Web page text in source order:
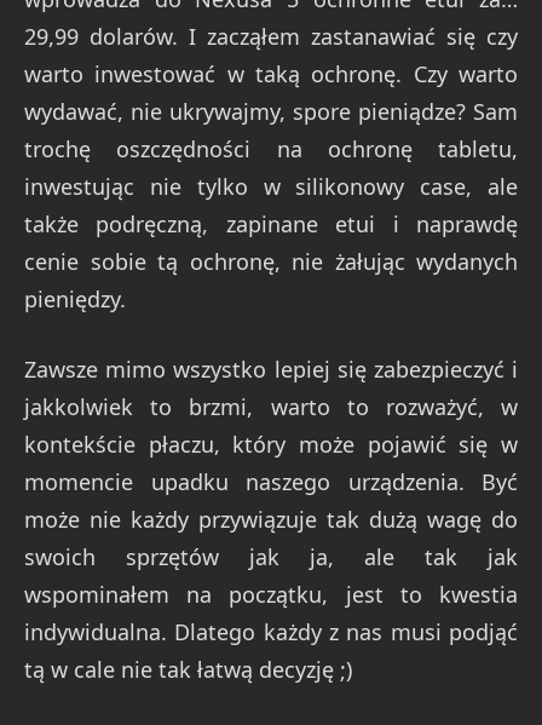
29,99 dolarów. I zacząłem zastanawiać się czy
warto inwestować w taką ochronę. Czy warto
wydawać, nie ukrywajmy, spore pieniądze? Sam
trochę oszczędności na ochronę tabletu,
inwestując nie tylko w silikonowy case, ale
także podręczną, zapinane etui i naprawdę
cenie sobie tą ochronę, nie żałując wydanych
pieniędzy.
Zawsze mimo wszystko lepiej się zabezpieczyć i
jakkolwiek to brzmi, warto to rozważyć, w
kontekście płaczu, który może pojawić się w
momencie upadku naszego urządzenia. Być
może nie każdy przywiązuje tak dużą wagę do
swoich sprzętów jak ja, ale tak jak
wspominałem na początku, jest to kwestia
indywidualna. Dlatego każdy z nas musi podjąć
tą w cale nie tak łatwą decyzję ;)